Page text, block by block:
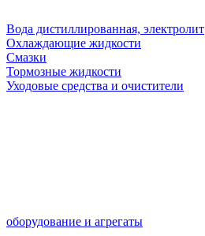
Вода дистиллированная, электролит
Охлаждающие жидкости
Смазки
Тормозные жидкости
Уходовые средства и очистители
оборудование и агрегаты